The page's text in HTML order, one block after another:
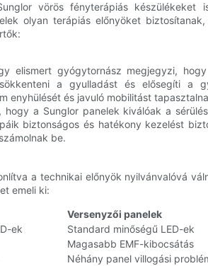
vörös fényterápiás készülékeket
olyan terápiás előnyöket biztosítanak,
elismert gyógytornász megjegyzi,
a gyulladást és elősegíti a
enyhülését és javuló mobilitást
a Sunglor panelek kiválóak a
biztonságos és hatékony kezelést
be.
a technikai előnyök nyilvánvalóvá
emeli ki:
Versenyzői panelek
ek
Standard minőségű LED-ek
Magasabb EMF-kibocsátás
Néhány panel villogási